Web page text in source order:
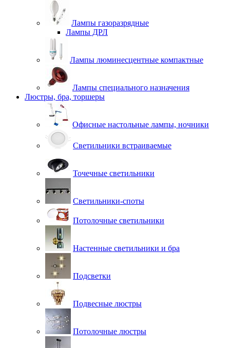
Лампы газоразрядные
Лампы ДРЛ
Лампы люминесцентные компактные
Лампы специального назначения
Люстры, бра, торшеры
Офисные настольные лампы, ночники
Светильники встраиваемые
Точечные светильники
Светильники-споты
Потолочные светильники
Настенные светильники и бра
Подсветки
Подвесные люстры
Потолочные люстры